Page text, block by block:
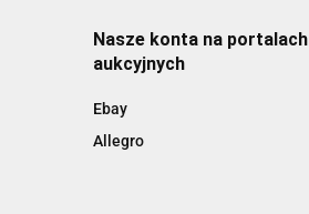
Nasze konta na portalach
aukcyjnych
Ebay
Allegro